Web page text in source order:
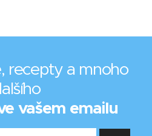
recepty a mnoho
vašem emailu